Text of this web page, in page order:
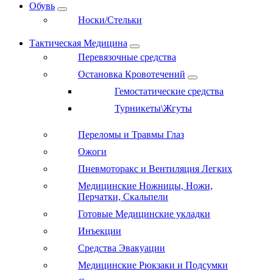
Обувь
Носки/Стельки
Тактическая Медицина
Перевязочные средства
Остановка Кровотечений
Гемостатические средства
Турникеты\Жгуты
Переломы и Травмы Глаз
Ожоги
Пневмоторакс и Вентиляция Легких
Медицинские Ножницы, Ножи,
Перчатки, Скальпели
Готовые Медицинские укладки
Инъекции
Средства Эвакуации
Медицинские Рюкзаки и Подсумки